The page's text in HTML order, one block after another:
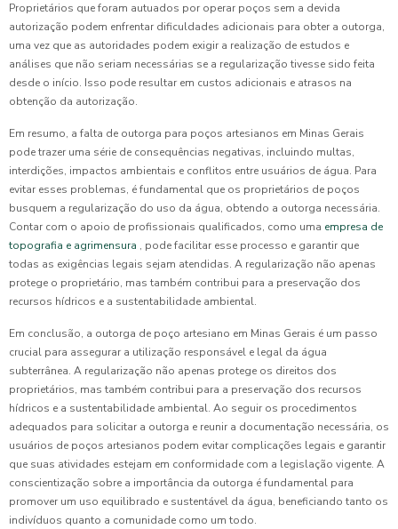
Proprietários que foram autuados por operar poços sem a devida
autorização podem enfrentar dificuldades adicionais para obter a outorga,
uma vez que as autoridades podem exigir a realização de estudos e
análises que não seriam necessárias se a regularização tivesse sido feita
desde o início. Isso pode resultar em custos adicionais e atrasos na
obtenção da autorização.
Em resumo, a falta de outorga para poços artesianos em Minas Gerais
pode trazer uma série de consequências negativas, incluindo multas,
interdições, impactos ambientais e conflitos entre usuários de água. Para
evitar esses problemas, é fundamental que os proprietários de poços
busquem a regularização do uso da água, obtendo a outorga necessária.
Contar com o apoio de profissionais qualificados, como uma empresa de
topografia e agrimensura , pode facilitar esse processo e garantir que
todas as exigências legais sejam atendidas. A regularização não apenas
protege o proprietário, mas também contribui para a preservação dos
recursos hídricos e a sustentabilidade ambiental.
Em conclusão, a outorga de poço artesiano em Minas Gerais é um passo
crucial para assegurar a utilização responsável e legal da água
subterrânea. A regularização não apenas protege os direitos dos
proprietários, mas também contribui para a preservação dos recursos
hídricos e a sustentabilidade ambiental. Ao seguir os procedimentos
adequados para solicitar a outorga e reunir a documentação necessária, os
usuários de poços artesianos podem evitar complicações legais e garantir
que suas atividades estejam em conformidade com a legislação vigente. A
conscientização sobre a importância da outorga é fundamental para
promover um uso equilibrado e sustentável da água, beneficiando tanto os
indivíduos quanto a comunidade como um todo.